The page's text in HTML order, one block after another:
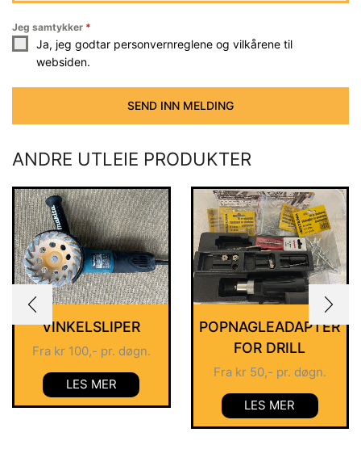
Jeg samtykker *
Ja, jeg godtar personvernreglene og vilkårene til
websiden.
SEND INN MELDING
ANDRE UTLEIE PRODUKTER
VINKELSLIPER
Fra kr100,- pr. døgn.
LES MER
POPNAGLEADAPTER
FOR DRILL
Fra kr50,- pr. døgn.
LES MER